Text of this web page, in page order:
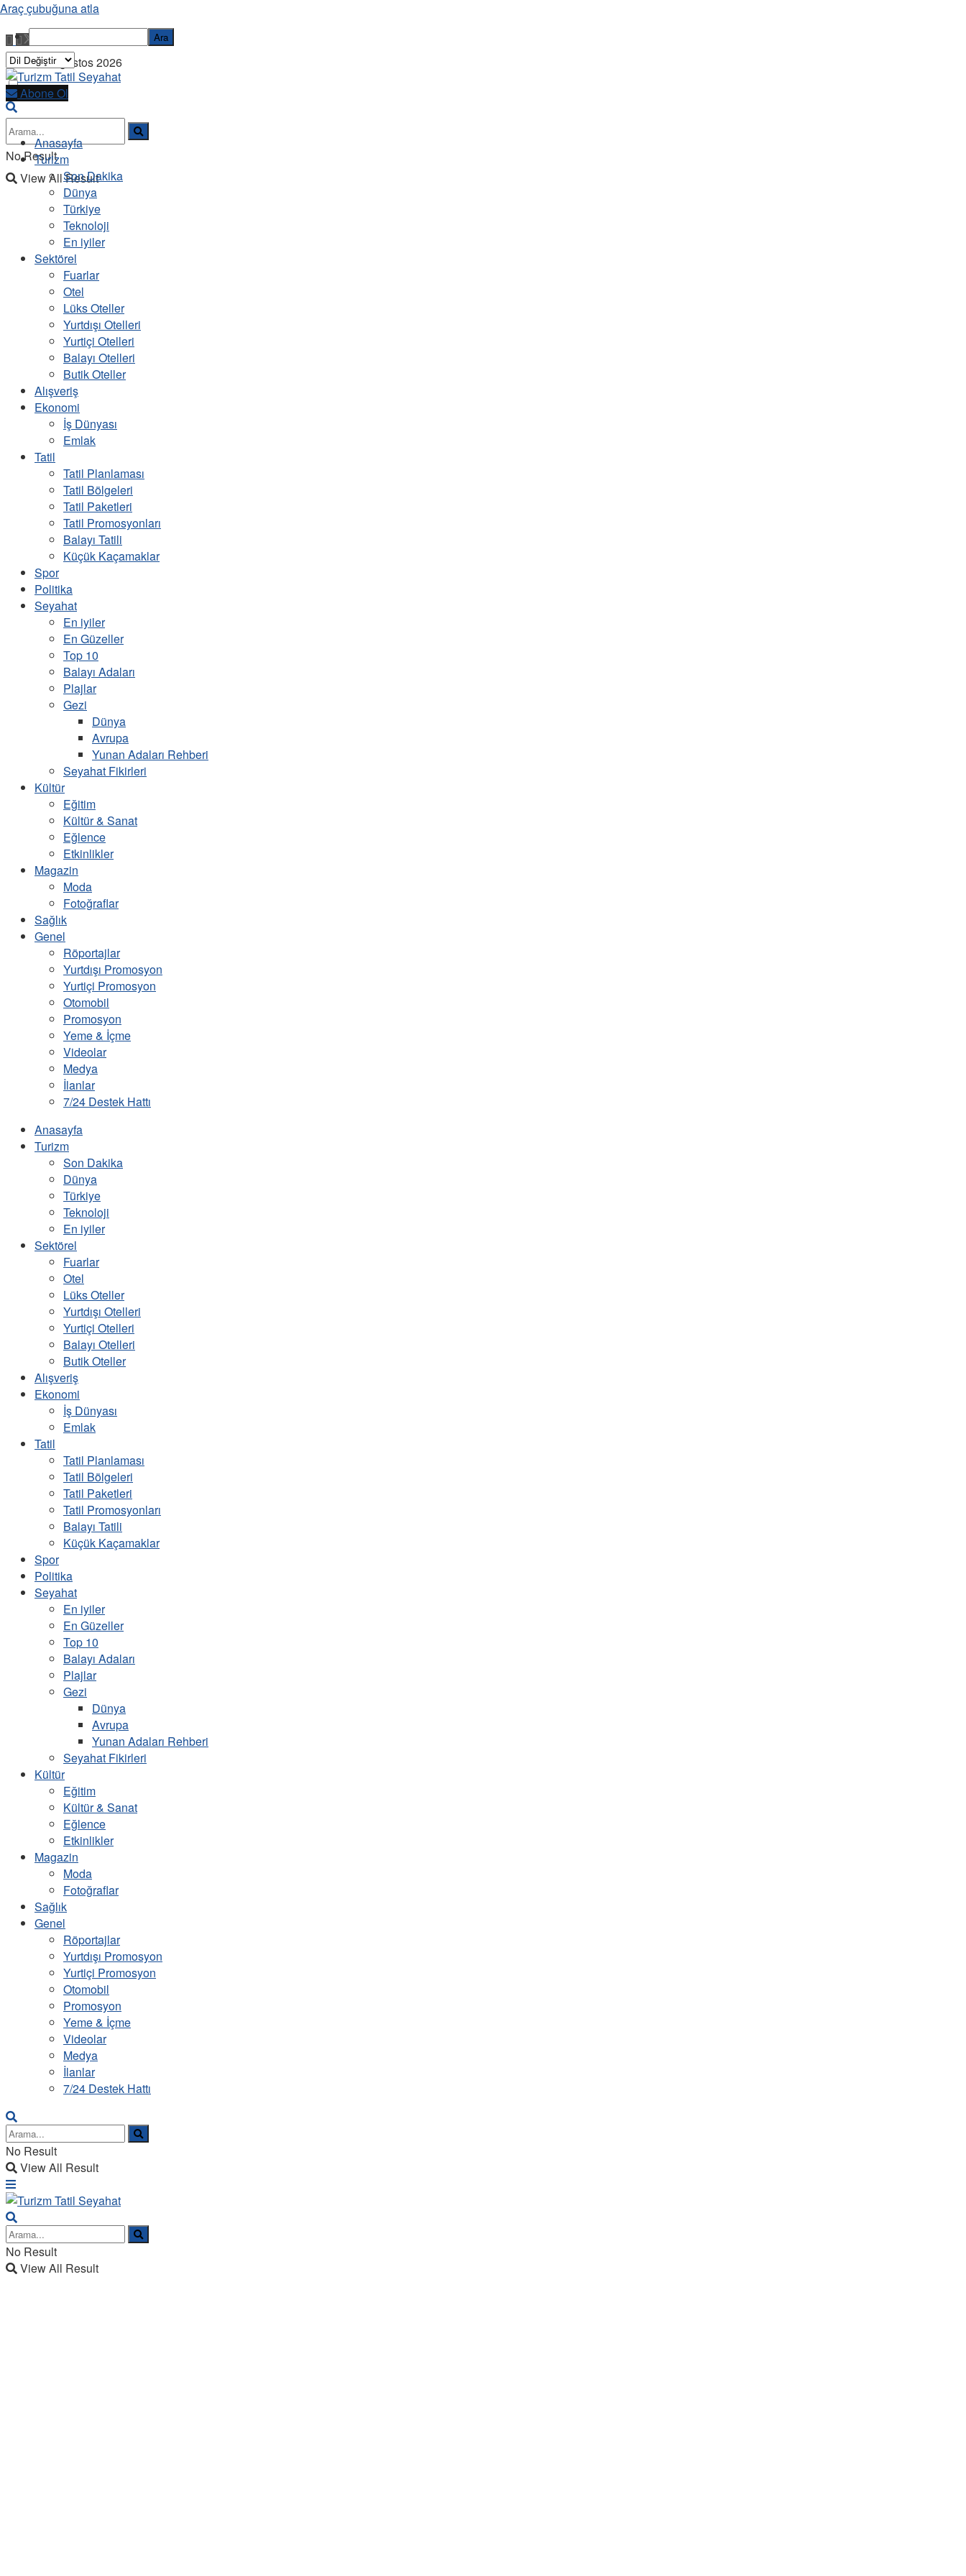
Cuma, 7 Ağustos 2026
No Result
View All Result
Abone Ol
Anasayfa
Turizm
Son Dakika
Dünya
Türkiye
Teknoloji
En iyiler
Sektörel
Fuarlar
Otel
Lüks Oteller
Yurtdışı Otelleri
Yurtiçi Otelleri
Balayı Otelleri
Butik Oteller
Alışveriş
Ekonomi
İş Dünyası
Emlak
Tatil
Tatil Planlaması
Tatil Bölgeleri
Tatil Paketleri
Tatil Promosyonları
Balayı Tatili
Küçük Kaçamaklar
Spor
Politika
Seyahat
En iyiler
En Güzeller
Top 10
Balayı Adaları
Plajlar
Gezi
Dünya
Avrupa
Yunan Adaları Rehberi
Seyahat Fikirleri
Kültür
Eğitim
Kültür & Sanat
Eğlence
Etkinlikler
Magazin
Moda
Fotoğraflar
Sağlık
Genel
Röportajlar
Yurtdışı Promosyon
Yurtiçi Promosyon
Otomobil
Promosyon
Yeme & İçme
Videolar
Medya
İlanlar
7/24 Destek Hattı
Anasayfa
Turizm
Son Dakika
Dünya
Türkiye
Teknoloji
En iyiler
Sektörel
Fuarlar
Otel
Lüks Oteller
Yurtdışı Otelleri
Yurtiçi Otelleri
Balayı Otelleri
Butik Oteller
Alışveriş
Ekonomi
İş Dünyası
Emlak
Tatil
Tatil Planlaması
Tatil Bölgeleri
Tatil Paketleri
Tatil Promosyonları
Balayı Tatili
Küçük Kaçamaklar
Spor
Politika
Seyahat
En iyiler
En Güzeller
Top 10
Balayı Adaları
Plajlar
Gezi
Dünya
Avrupa
Yunan Adaları Rehberi
Seyahat Fikirleri
Kültür
Eğitim
Kültür & Sanat
Eğlence
Etkinlikler
Magazin
Moda
Fotoğraflar
Sağlık
Genel
Röportajlar
Yurtdışı Promosyon
Yurtiçi Promosyon
Otomobil
Promosyon
Yeme & İçme
Videolar
Medya
İlanlar
7/24 Destek Hattı
No Result
View All Result
No Result
View All Result
Araç çubuğuna atla
Ara